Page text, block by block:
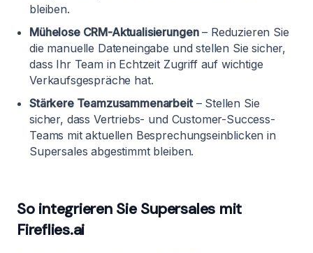
bleiben.
Mühelose CRM-Aktualisierungen– Reduzieren Sie
die manuelle Dateneingabe und stellen Sie sicher,
dass Ihr Team in Echtzeit Zugriff auf wichtige
Verkaufsgespräche hat.
Stärkere Teamzusammenarbeit– Stellen Sie
sicher, dass Vertriebs- und Customer-Success-
Teams mit aktuellen Besprechungseinblicken in
Supersales abgestimmt bleiben.
So integrieren Sie Supersales mit
Fireflies.ai